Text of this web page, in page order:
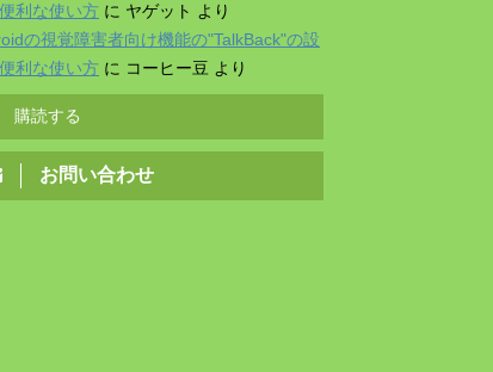
利な使い方 に ヤゲット より
の視覚障害者向け機能の"TalkBack"の設
利な使い方 に コーヒー豆 より
購読する
お問い合わせ